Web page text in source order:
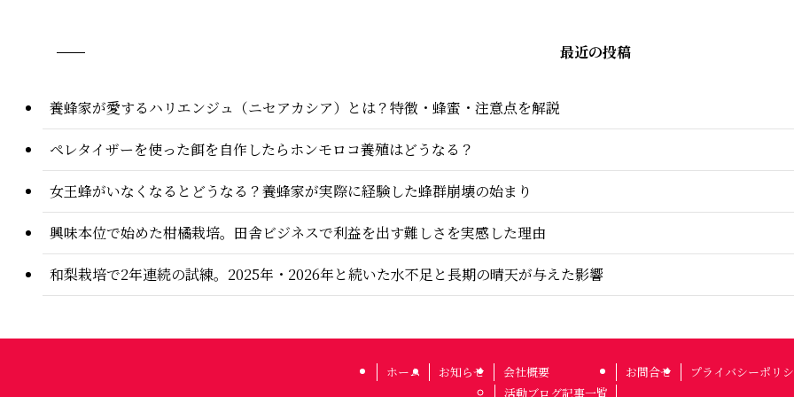
最近の投稿
養蜂家が愛するハリエンジュ（ニセアカシア）とは？特徴・蜂蜜・注意点を解説
ペレタイザーを使った餌を自作したらホンモロコ養殖はどうなる？
女王蜂がいなくなるとどうなる？養蜂家が実際に経験した蜂群崩壊の始まり
興味本位で始めた柑橘栽培。田舎ビジネスで利益を出す難しさを実感した理由
和梨栽培で2年連続の試練。2025年・2026年と続いた水不足と長期の晴天が与えた影響
ホーム お知らせ
会社概要
活動ブログ記事一覧
お問合せ プライバシーポリ